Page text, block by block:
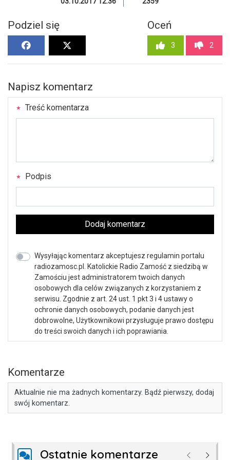
Podziel się Oceń
3 2
Napisz komentarz
Treść komentarza
Podpis
Dodaj komentarz
Wysyłając komentarz akceptujesz regulamin portalu
radiozamosc.pl. Katolickie Radio Zamość z siedzibą w
Zamościu jest administratorem twoich danych
osobowych dla celów związanych z korzystaniem z
serwisu. Zgodnie z art. 24 ust. 1 pkt 3 i 4 ustawy o
ochronie danych osobowych, podanie danych jest
dobrowolne, Użytkownikowi przysługuje prawo dostępu
do treści swoich danych i ich poprawiania.
Komentarze
Aktualnie nie ma żadnych komentarzy. Bądź pierwszy, dodaj
swój komentarz.
Ostatnie komentarze